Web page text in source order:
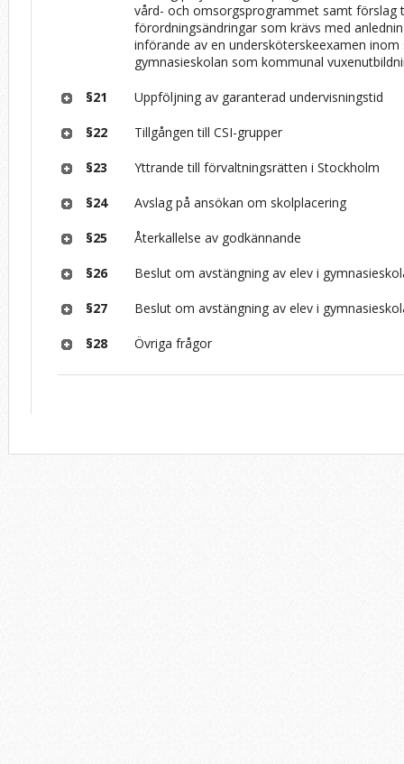
vård- och omsorgsprogrammet samt förslag
förordningsändringar som krävs med
införande av en undersköterskeexamen inom
gymnasieskolan som kommunal
§21 Uppföljning av garanterad undervisningstid
§22 Tillgången till CSI-grupper
§23 Yttrande till förvaltningsrätten i Stockholm
§24 Avslag på ansökan om skolplacering
§25 Återkallelse av godkännande
§26 Beslut om avstängning av elev i
§27 Beslut om avstängning av elev i
§28 Övriga frågor